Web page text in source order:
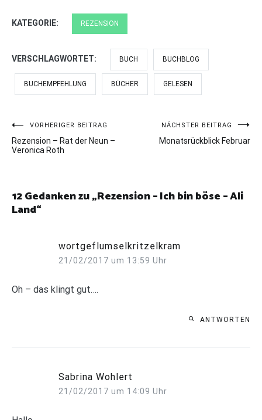
KATEGORIE: REZENSION
VERSCHLAGWORTET: BUCH BUCHBLOG
BUCHEMPFEHLUNG BÜCHER GELESEN
Beitragsnavigation
VORHERIGER BEITRAG
Rezension – Rat der Neun –
Veronica Roth
NÄCHSTER BEITRAG
Monatsrückblick Februar
12 Gedanken zu „Rezension – Ich bin böse – Ali
Land“
wortgeflumselkritzelkram
21/02/2017 um 13:59 Uhr
Oh – das klingt gut….
ANTWORTEN
Sabrina Wohlert
21/02/2017 um 14:09 Uhr